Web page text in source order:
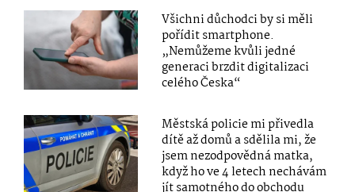
Všichni důchodci by si měli
pořídit smartphone.
„Nemůžeme kvůli jedné
generaci brzdit digitalizaci
celého Česka“
Městská policie mi přivedla
dítě až domů a sdělila mi, že
jsem nezodpovědná matka,
když ho ve 4 letech nechávám